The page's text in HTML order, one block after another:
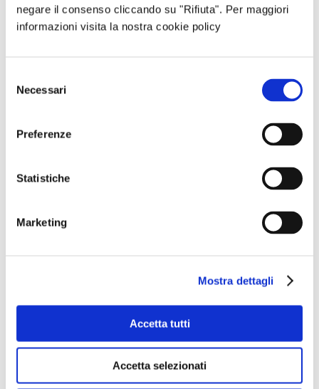
negare il consenso cliccando su "Rifiuta". Per maggiori
informazioni visita la nostra cookie policy
delNecessari
Preferenze
Statistiche
Marketing
Mostra dettagli
Accetta tutti
Accetta selezionati
proviene dal sole (energia solare) in…
Efficientamento energetico casa:
soluzioni e incentivi